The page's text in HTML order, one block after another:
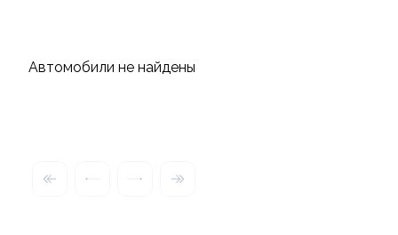
Автомобили не найдены